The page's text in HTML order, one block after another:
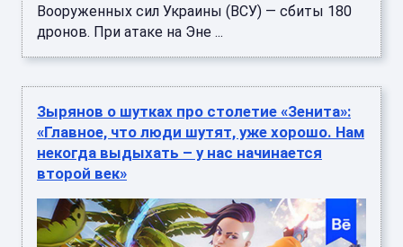
Вооруженных сил Украины (ВСУ) — сбиты 180
дронов. При атаке на Эне ...
Зырянов о шутках про столетие «Зенита»:
«Главное, что люди шутят, уже хорошо. Нам
некогда выдыхать – у нас начинается
второй век»